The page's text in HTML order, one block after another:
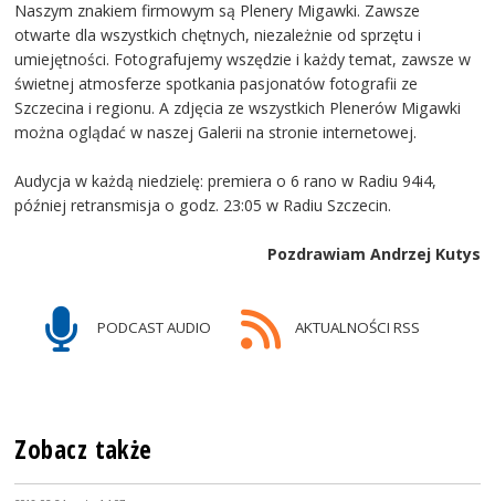
Naszym znakiem firmowym są Plenery Migawki. Zawsze
otwarte dla wszystkich chętnych, niezależnie od sprzętu i
umiejętności. Fotografujemy wszędzie i każdy temat, zawsze w
świetnej atmosferze spotkania pasjonatów fotografii ze
Szczecina i regionu. A zdjęcia ze wszystkich Plenerów Migawki
można oglądać w naszej Galerii na stronie internetowej.
Audycja w każdą niedzielę: premiera o 6 rano w Radiu 94i4,
później retransmisja o godz. 23:05 w Radiu Szczecin.
Pozdrawiam Andrzej Kutys
PODCAST AUDIO AKTUALNOŚCI RSS
Zobacz także